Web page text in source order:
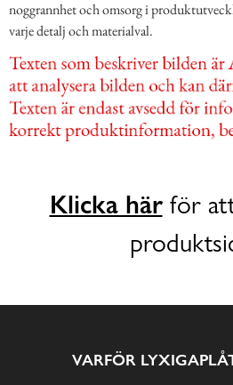
noggrannhet och omsorg i
varje detalj och materialval.
Klicka härför
VARFÖR